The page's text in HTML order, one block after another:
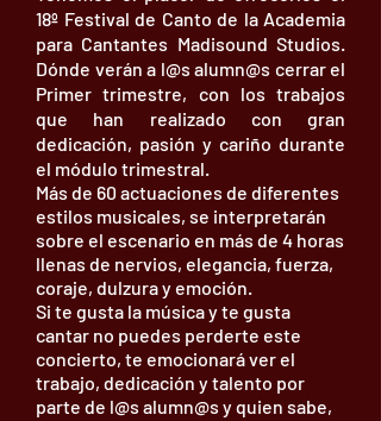
18º Festival de Canto de la Academia
para Cantantes Madisound Studios.
Dónde verán a l@s alumn@s cerrar el
Primer trimestre, con los trabajos
que han realizado con gran
dedicación, pasión y cariño durante
el módulo trimestral.
Más de 60 actuaciones de diferentes
estilos musicales, se interpretarán
sobre el escenario en más de 4 horas
llenas de nervios, elegancia, fuerza,
coraje, dulzura y emoción.
Si te gusta la música y te gusta
cantar no puedes perderte este
concierto, te emocionará ver el
trabajo, dedicación y talento por
parte de l@s alumn@s y quien sabe,